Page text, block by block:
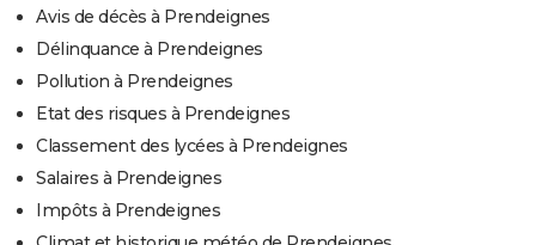
Avis de décès à Prendeignes
Délinquance à Prendeignes
Pollution à Prendeignes
Etat des risques à Prendeignes
Classement des lycées à Prendeignes
Salaires à Prendeignes
Impôts à Prendeignes